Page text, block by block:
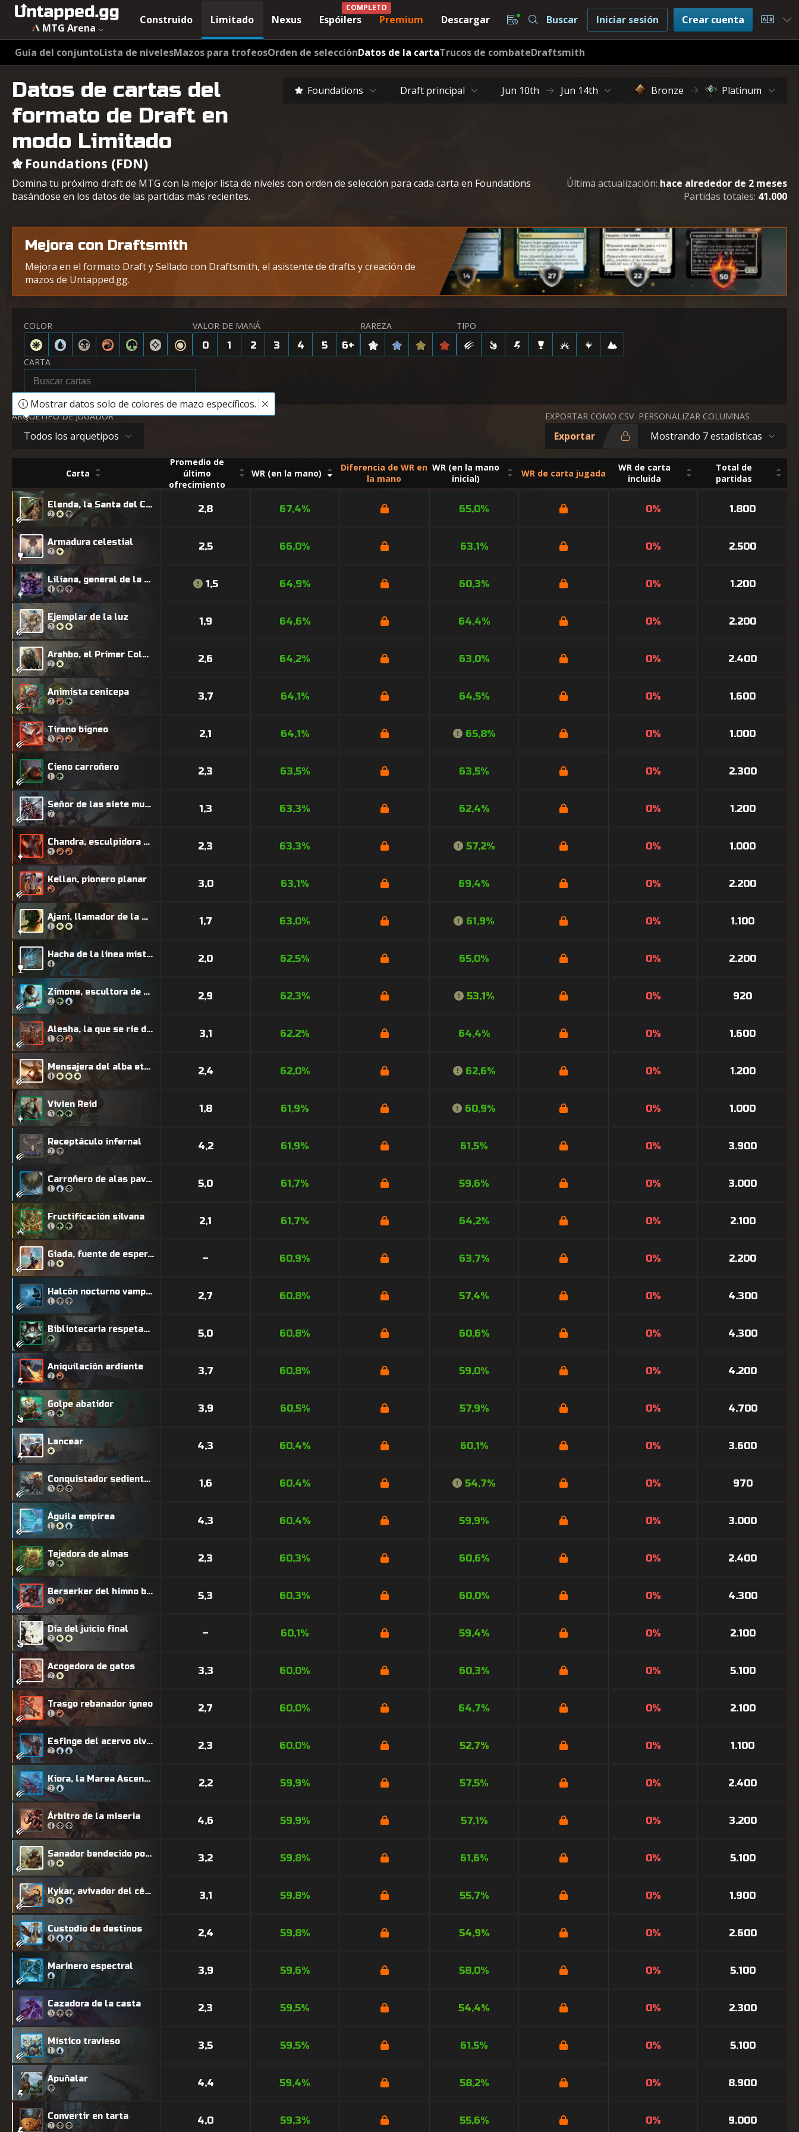
MTG Arena
Construido Limitado Nexus Espóilers
COMPLETO
Premium Descargar Buscar Iniciar sesión Crear cuenta
Guía del conjuntoLista de nivelesMazos para trofeosOrden de selecciónDatos de la cartaTrucos de combateDraftsmith
Datos de cartas del
formato de Draft en
modo Limitado
Foundations Draft principal Jun 10th Jun 14th Bronze Platinum
Foundations (FDN)
Domina tu próximo draft de MTG con la mejor lista de niveles con orden de selección para cada carta en Foundations
basándose en los datos de las partidas más recientes.
Última actualización: hace alrededor de 2 meses
Partidas totales: 41.000
Mejora con Draftsmith
Mejora en el formato Draft y Sellado con Draftsmith, el asistente de drafts y creación de
mazos de Untapped.gg.
COLOR
VALOR DE MANÁ
0
1 2 3 4 5 6+
RAREZA TIPO
CARTA
ARQUETIPO DE JUGADOR
Todos los arquetipos
Mostrar datos solo de colores de mazo específicos.
EXPORTAR COMO CSV
Exportar
PERSONALIZAR COLUMNAS
Mostrando 7 estadísticas
Carta
Promedio de
último
ofrecimiento
WR (en la mano)
Diferencia de WR en
la mano
WR (en la mano
inicial)
WR de carta jugada
WR de carta
incluida
Total de
partidas
Elenda, la Santa del Crepúsculo 2,8 67,4% 65,0% 0% 1.800
Armadura celestial 2,5 66,0% 63,1% 0% 2.500
Liliana, general de la Horda 1,5 64,9% 60,3% 0% 1.200
Ejemplar de la luz 1,9 64,6% 64,4% 0% 2.200
Arahbo, el Primer Colmillo 2,6 64,2% 63,0% 0% 2.400
Animista cenicepa 3,7 64,1% 64,5% 0% 1.600
Tirano bígneo 2,1 64,1% 65,8% 0% 1.000
Cieno carroñero 2,3 63,5% 63,5% 0% 2.300
Señor de las siete muertes 1,3 63,3% 62,4% 0% 1.200
Chandra, esculpidora de llamas 2,3 63,3% 57,2% 0% 1.000
Kellan, pionero planar 3,0 63,1% 69,4% 0% 2.200
Ajani, llamador de la manada 1,7 63,0% 61,9% 0% 1.100
Hacha de la línea mística 2,0 62,5% 65,0% 0% 2.200
Zimone, escultora de paradojas 2,9 62,3% 53,1% 0% 920
Alesha, la que se ríe del hado 3,1 62,2% 64,4% 0% 1.600
Mensajera del alba eterna 2,4 62,0% 62,6% 0% 1.200
Vivien Reid 1,8 61,9% 60,9% 0% 1.000
Receptáculo infernal 4,2 61,9% 61,5% 0% 3.900
Carroñero de alas pavorosas 5,0 61,7% 59,6% 0% 3.000
Fructificación silvana 2,1 61,7% 64,2% 0% 2.100
Giada, fuente de esperanza – 60,9% 63,7% 0% 2.200
Halcón nocturno vampiro 2,7 60,8% 57,4% 0% 4.300
Bibliotecaria respetable 5,0 60,8% 60,6% 0% 4.300
Aniquilación ardiente 3,7 60,8% 59,0% 0% 4.200
Golpe abatidor 3,9 60,5% 57,9% 0% 4.700
Lancear 4,3 60,4% 60,1% 0% 3.600
Conquistador sediento de sangre 1,6 60,4% 54,7% 0% 970
Águila empírea 4,3 60,4% 59,9% 0% 3.000
Tejedora de almas 2,3 60,3% 60,6% 0% 2.400
Berserker del himno bélico 5,3 60,3% 60,0% 0% 4.300
Día del juicio final – 60,1% 59,4% 0% 2.100
Acogedora de gatos 3,3 60,0% 60,3% 0% 5.100
Trasgo rebanador ígneo 2,7 60,0% 64,7% 0% 2.100
Esfinge del acervo olvidado 2,3 60,0% 52,7% 0% 1.100
Kiora, la Marea Ascendente 2,2 59,9% 57,5% 0% 2.400
Árbitro de la miseria 4,6 59,9% 57,1% 0% 3.200
Sanador bendecido por el sol 3,2 59,8% 61,6% 0% 5.100
Kykar, avivador del céfiro 3,1 59,8% 55,7% 0% 1.900
Custodio de destinos 2,4 59,8% 54,9% 0% 2.600
Marinero espectral 3,9 59,6% 58,0% 0% 5.100
Cazadora de la casta 2,3 59,5% 54,4% 0% 2.300
Místico travieso 3,5 59,5% 61,5% 0% 5.100
Apuñalar 4,4 59,4% 58,2% 0% 8.900
Convertir en tarta 4,0 59,3% 55,6% 0% 9.000
Datos de cartas del formato de Draft en Foundations (FDN) para MTG - Untapped.gg